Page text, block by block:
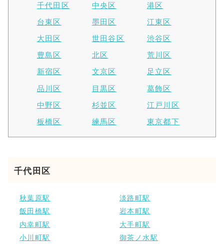
千代田区 中央区
港区
台東区
墨田区
江東区
大田区
世田谷区
渋谷区
豊島区
北区
荒川区
新宿区
文京区
足立区
品川区
目黒区
葛飾区
中野区
杉並区
江戸川区
板橋区
練馬区 東京都下
千代田区
秋葉原駅
淡路町駅
飯田橋駅
岩本町駅
内幸町駅
大手町駅
小川町駅
御茶ノ水駅